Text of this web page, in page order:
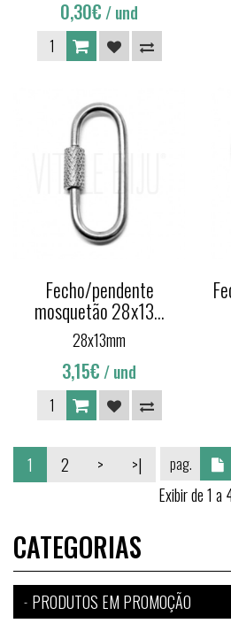
0,30€ / und
Fecho/pendente
mosquetão 28x13...
28x13mm
3,15€ / und
1 2 >
>|
Exibir de 1
CATEGORIAS
PRODUTOS EM PROMOÇÃO